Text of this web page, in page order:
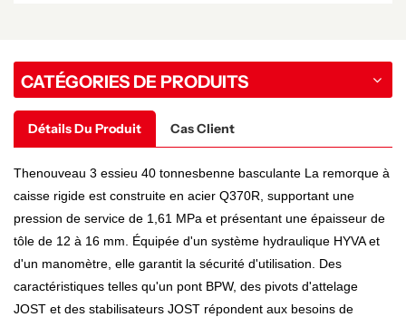
CATÉGORIES DE PRODUITS
Détails Du Produit Cas Client
Thenouveau 3 essieu 40 tonnesbenne basculante La remorque à
caisse rigide est construite en acier Q370R, supportant une
pression de service de 1,61 MPa et présentant une épaisseur de
tôle de 12 à 16 mm. Équipée d'un système hydraulique HYVA et
d'un manomètre, elle garantit la sécurité d'utilisation. Des
caractéristiques telles qu'un pont BPW, des pivots d'attelage
JOST et des stabilisateurs JOST répondent aux besoins de